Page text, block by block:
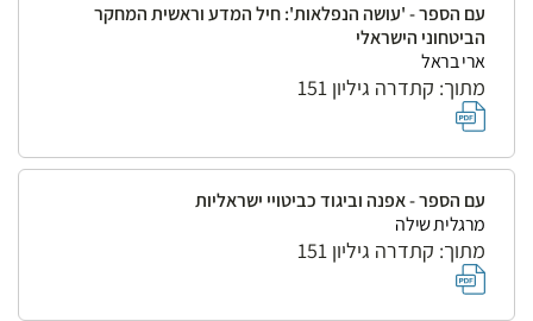
עם הספר - 'עושה הנפלאות': חיל המדע וראשית המחקר
הביטחוני הישראלי
ארי בראל
מתוך: קתדרה גיליון 151
עם הספר - אפנה וביגוד כביטויי ישראליות
מרגלית שילה
מתוך: קתדרה גיליון 151